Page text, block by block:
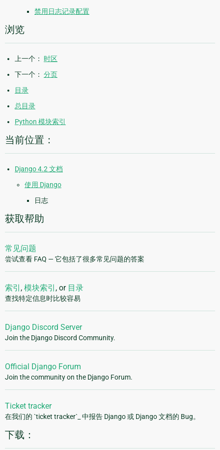
禁用日志记录配置
浏览
上一个： 时区
下一个： 分页
目录
总目录
Python 模块索引
当前位置：
Django 4.2 文档
使用 Django
日志
获取帮助
常见问题
尝试查看 FAQ — 它包括了很多常见问题的答案
索引 , 模块索引 , or 目录
查找特定信息时比较容易
Django Discord Server
Join the Django Discord Community.
Official Django Forum
Join the community on the Django Forum.
Ticket tracker
在我们的 `ticket tracker`_ 中报告 Django 或 Django 文档的 Bug。
下载：